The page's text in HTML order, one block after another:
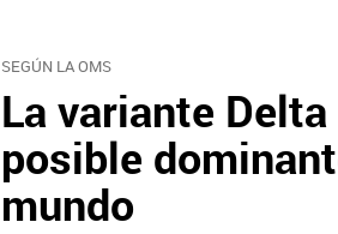
SEGÚN LA OMS
La variante
posible
mundo